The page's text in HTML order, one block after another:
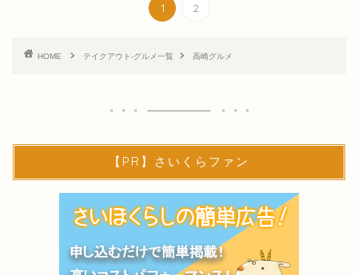
1 2
HOME テイクアウト-グルメ一覧 高崎グルメ
【PR】さいくらファン